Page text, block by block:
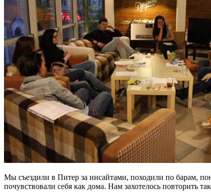
Мы съездили в Питер за инсайтами, походили по барам,
почувствовали себя как дома. Нам захотелось повторить